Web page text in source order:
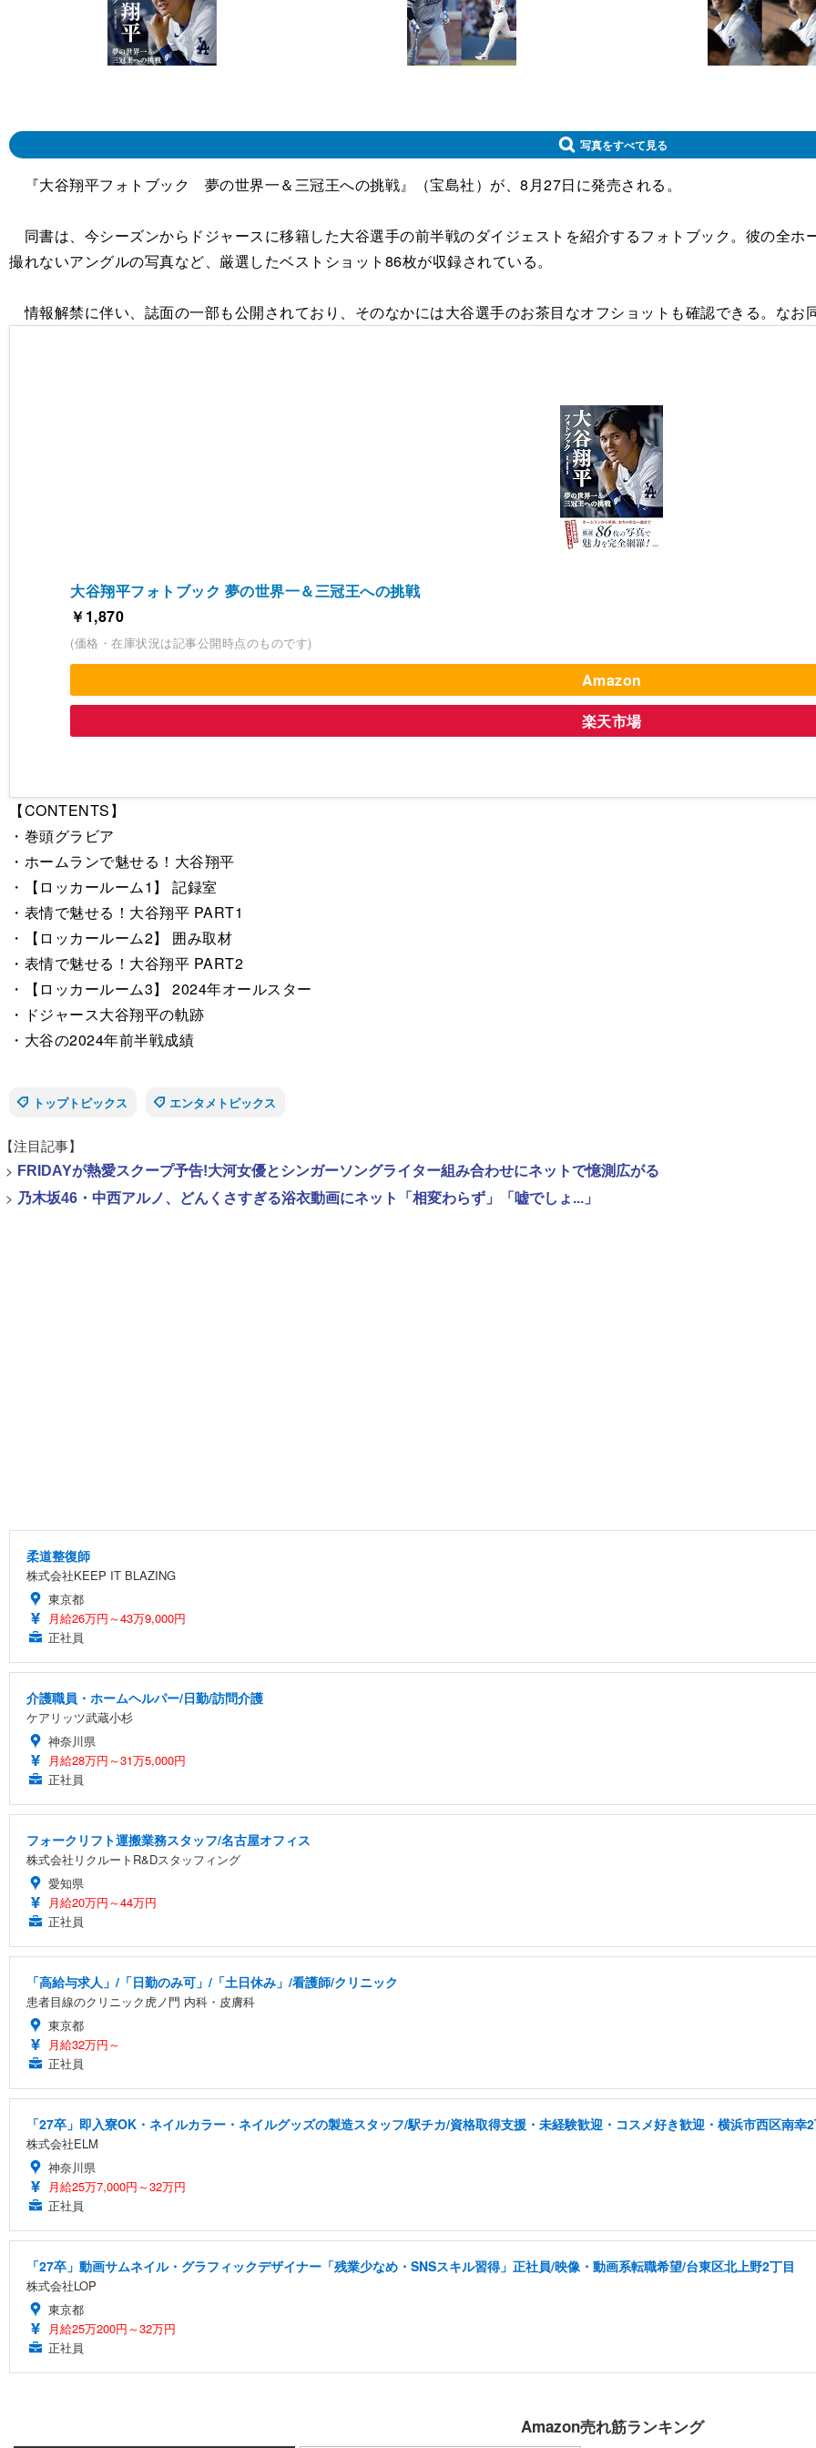
写真をすべて見る
『大谷翔平フォトブック 夢の世界一＆三冠王への挑戦』（宝島社）が、8月27日に発売される。
同書は、今シーズンからドジャースに移籍した大谷選手の前半戦のダイジェストを紹介するフォトブック。彼の全
撮れないアングルの写真など、厳選したベストショット86枚が収録されている。
情報解禁に伴い、誌面の一部も公開されており、そのなかには大谷選手のお茶目なオフショットも確認できる。なお
大谷翔平フォトブック 夢の世界一＆三冠王への挑戦
￥1,870
(価格・在庫状況は記事公開時点のものです)
Amazon
楽天市場
【CONTENTS】
・巻頭グラビア
・ホームランで魅せる！大谷翔平
・【ロッカールーム1】 記録室
・表情で魅せる！大谷翔平 PART1
・【ロッカールーム2】 囲み取材
・表情で魅せる！大谷翔平 PART2
・【ロッカールーム3】 2024年オールスター
・ドジャース大谷翔平の軌跡
・大谷の2024年前半戦成績
トップトピックス
エンタメトピックス
【注目記事】
> FRIDAYが熱愛スクープ予告!大河女優とシンガーソングライター組み合わせにネットで憶測広がる
> 乃木坂46・中西アルノ、どんくさすぎる浴衣動画にネット「相変わらず」「嘘でしょ...」
柔道整復師
株式会社KEEP IT BLAZING
東京都
月給26万円～43万9,000円
正社員
介護職員・ホームヘルパー/日勤/訪問介護
ケアリッツ武蔵小杉
神奈川県
月給28万円～31万5,000円
正社員
フォークリフト運搬業務スタッフ/名古屋オフィス
株式会社リクルートR&Dスタッフィング
愛知県
月給20万円～44万円
正社員
「高給与求人」/「日勤のみ可」/「土日休み」/看護師/クリニック
患者目線のクリニック虎ノ門 内科・皮膚科
東京都
月給32万円～
正社員
「27卒」即入寮OK・ネイルカラー・ネイルグッズの製造スタッフ/駅チカ/資格取得支援・未経験歓迎・コスメ好き歓迎・横浜市西区南幸2
株式会社ELM
神奈川県
月給25万7,000円～32万円
正社員
「27卒」動画サムネイル・グラフィックデザイナー「残業少なめ・SNSスキル習得」正社員/映像・動画系転職希望/台東区北上野2丁目
株式会社LOP
東京都
月給25万200円～32万円
正社員
Amazon売れ筋ランキング